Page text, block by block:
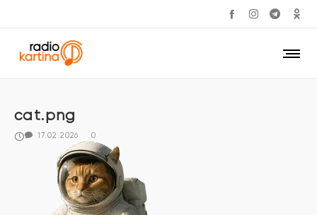
cat.png
17.02.2026 0